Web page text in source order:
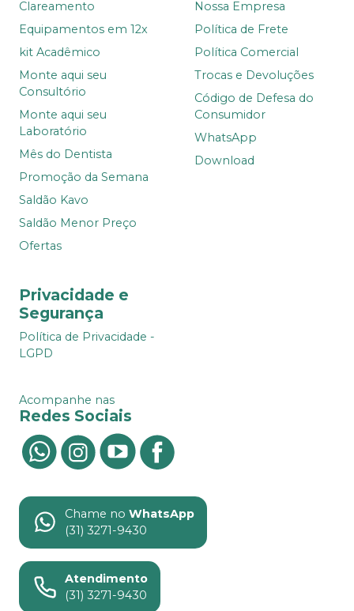
Clareamento
Equipamentos em 12x
kit Acadêmico
Monte aqui seu
Consultório
Monte aqui seu
Laboratório
Mês do Dentista
Promoção da Semana
Saldão Kavo
Saldão Menor Preço
Ofertas
Nossa Empresa
Política de Frete
Política Comercial
Trocas e Devoluções
Código de Defesa do
Consumidor
WhatsApp
Download
Privacidade e
Segurança
Política de Privacidade -
LGPD
Acompanhe nas
Redes Sociais
Chame no WhatsApp
(31) 3271-9430
Atendimento
(31) 3271-9430